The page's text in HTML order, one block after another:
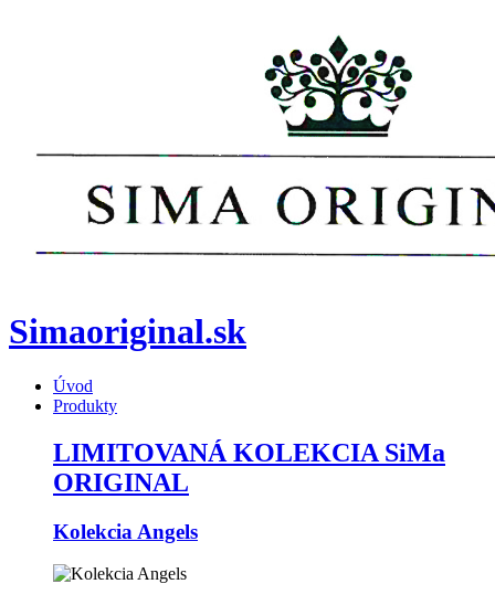
Simaoriginal.sk
Úvod
Produkty
LIMITOVANÁ KOLEKCIA SiMa
ORIGINAL
Kolekcia Angels